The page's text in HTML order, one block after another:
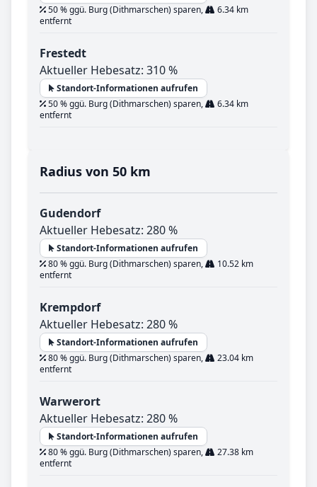
50 % ggü. Burg (Dithmarschen) sparen,
6.34 km
entfernt
Frestedt
Aktueller Hebesatz: 310 %
Standort-Informationen aufrufen
50 % ggü. Burg (Dithmarschen) sparen,
6.34 km
entfernt
Radius von 50 km
Gudendorf
Aktueller Hebesatz: 280 %
Standort-Informationen aufrufen
80 % ggü. Burg (Dithmarschen) sparen,
10.52 km
entfernt
Krempdorf
Aktueller Hebesatz: 280 %
Standort-Informationen aufrufen
80 % ggü. Burg (Dithmarschen) sparen,
23.04 km
entfernt
Warwerort
Aktueller Hebesatz: 280 %
Standort-Informationen aufrufen
80 % ggü. Burg (Dithmarschen) sparen,
27.38 km
entfernt